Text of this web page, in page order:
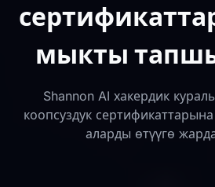
мыкты
Shannon AI хакердик
коопсуздук
аларды өтүүгө